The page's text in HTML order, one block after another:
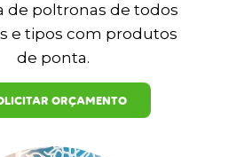
de poltronas de todos
e tipos com produtos
de ponta.
ORÇAMENTO